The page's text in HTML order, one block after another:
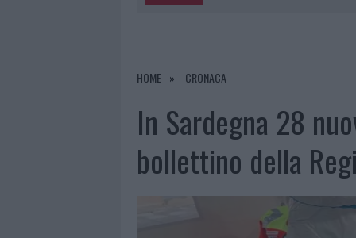
7 AGOSTO 2026
|
HOME CRONACA
In Sardegna 28
bollettino della